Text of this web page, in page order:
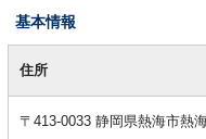
基本情報
本住所
〒413-0033 静岡県熱海市熱